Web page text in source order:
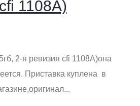
1108A)
2-я ревизия сfi 1108A)она
Пpиставка куплeнa в